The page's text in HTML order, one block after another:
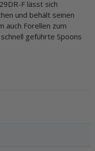
F lässt sich
und behält seinen
auch Forellen zum
geführte Spoons